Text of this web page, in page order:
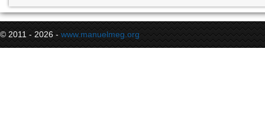
© 2011 - 2026 - www.manuelmeg.org